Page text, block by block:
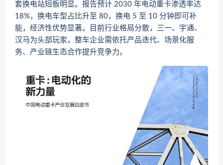
套换电站短板明显。报告预计 2030 年电动重卡渗透率达
18%，换电车型占比升至 80，换电 5 至 10 分钟即可补
能，经济性优势显著。目前行业格局分散，三一、宇通、
汉马为头部玩家，整车企业需依托产品迭代、场景化服
务、产业链生态合作提升竞争力。